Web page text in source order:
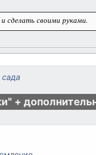
сделать своими руками.
+